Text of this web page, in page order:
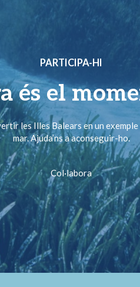
PARTICIPA-HI
és el
les Illes Balears en un
mar. Ajuda’ns a aconseguir-ho.
Col·labora